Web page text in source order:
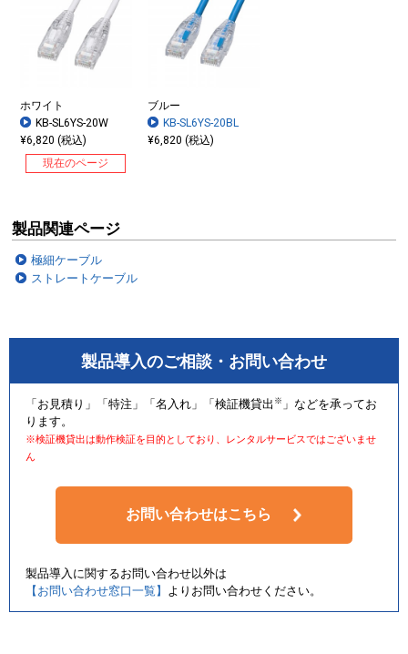
火災の延焼原因になりにくい難燃素材を使用しています。
ホワイト
KB-SL6YS-20W
¥6,820 (税込)
現在のページ
ブルー
KB-SL6YS-20BL
¥6,820 (税込)
製品関連ページ
極細ケーブル
ストレートケーブル
製品導入のご相談・お問い合わせ
「お見積り」「特注」「名入れ」「検証機貸出 ※ 」などを承ってお
ります。
※検証機貸出は動作検証を目的としており、レンタルサービスではございませ
ん
お問い合わせはこちら
製品導入に関するお問い合わせ以外は
【お問い合わせ窓口一覧】 よりお問い合わせください。